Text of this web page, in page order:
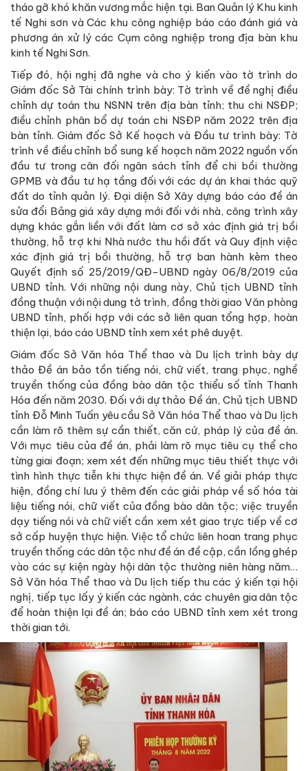
tháo gỡ khó khăn vương mắc hiện tại. Ban Quản lý Khu kinh
tế Nghi sơn và Các khu công nghiệp báo cáo đánh giá và
phương án xử lý các Cụm công nghiệp trong địa bàn khu
kinh tế Nghi Sơn.
Tiếp đó, hội nghị đã nghe và cho ý kiến vào tờ trình do
Giám đốc Sở Tài chính trình bày: Tờ trình về đề nghị điều
chỉnh dự toán thu NSNN trên địa bàn tỉnh; thu chi NSĐP;
điều chỉnh phân bổ dự toán chi NSĐP năm 2022 trên địa
bàn tỉnh. Giám đốc Sở Kế hoạch và Đầu tư trình bày: Tờ
trình về điều chỉnh bổ sung kế hoạch năm 2022 nguồn vốn
đầu tư trong cân đối ngân sách tỉnh để chi bồi thường
GPMB và đầu tư hạ tầng đối với các dự án khai thác quỹ
đất do tỉnh quản lý. Đại diện Sở Xây dựng báo cáo đề án
sửa đổi Bảng giá xây dựng mới đối với nhà, công trình xây
dựng khác gắn liền với đất làm cơ sở xác định giá trị bồi
thường, hỗ trợ khi Nhà nước thu hồi đất và Quy định việc
xác định giá trị bồi thường, hỗ trợ ban hành kèm theo
Quyết định số 25/2019/QĐ-UBND ngày 06/8/2019 của
UBND tỉnh. Với những nội dung này, Chủ tịch UBND tỉnh
đồng thuận với nội dung tờ trình, đồng thời giao Văn phòng
UBND tỉnh, phối hợp với các sở liên quan tổng hợp, hoàn
thiện lại, báo cáo UBND tỉnh xem xét phê duyệt.
Giám đốc Sở Văn hóa Thể thao và Du lịch trình bày dự
thảo Đề án bảo tồn tiếng nói, chữ viết, trang phục, nghề
truyền thống của đồng bào dân tộc thiểu số tỉnh Thanh
Hóa đến năm 2030. Đối với dự thảo Đề án, Chủ tịch UBND
tỉnh Đỗ Minh Tuấn yêu cầu Sở Văn hóa Thể thao và Du lịch
cần làm rõ thêm sự cần thiết, căn cứ, pháp lý của đề án.
Với mục tiêu của đề án, phải làm rõ mục tiêu cụ thể cho
từng giai đoạn; xem xét đến những mục tiêu thiết thực với
tình hình thực tiễn khi thực hiện đề án. Về giải pháp thực
hiện, đồng chí lưu ý thêm đến các giải pháp về số hóa tài
liệu tiếng nói, chữ viết của đồng bào dân tộc; việc truyền
dạy tiếng nói và chữ viết cần xem xét giao trực tiếp về cơ
sở cấp huyện thực hiện. Việc tổ chức liên hoan trang phục
truyền thống các dân tộc như đề án đề cập, cần lồng ghép
vào các sự kiện ngày hội dân tộc thường niên hàng năm…
Sở Văn hóa Thể thao và Du lịch tiếp thu các ý kiến tại hội
nghị, tiếp tục lấy ý kiến các ngành, các chuyên gia dân tộc
để hoàn thiện lại đề án; báo cáo UBND tỉnh xem xét trong
thời gian tới.